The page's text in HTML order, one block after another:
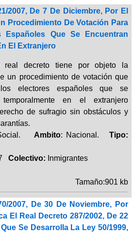
2007, De 7 De Diciembre, Por El
Procedimiento De Votación Para
Españoles Que Se Encuentran
El Extranjero
real decreto tiene por objeto la
un procedimiento de votación que
electores españoles que se
temporalmente en el extranjero
de sufragio sin obstáculos y
Social. Ambito: Nacional. Tipo:
Colectivo: Inmigrantes
Tamaño:901 kb
2007, De 30 De Noviembre, Por
El Real Decreto 287/2002, De 22
Se Desarrolla La Ley 50/1999,